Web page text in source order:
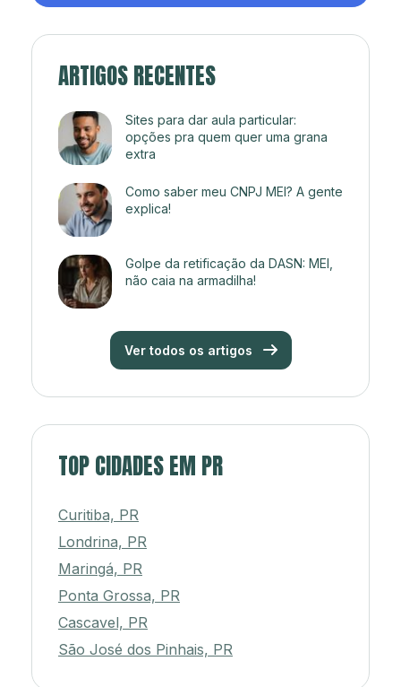
ARTIGOS RECENTES
Sites para dar aula particular:
opções pra quem quer uma grana
extra
Como saber meu CNPJ MEI? A gente
explica!
Golpe da retificação da DASN: MEI,
não caia na armadilha!
Ver todos os artigos
TOP CIDADES EM PR
Curitiba, PR
Londrina, PR
Maringá, PR
Ponta Grossa, PR
Cascavel, PR
São José dos Pinhais, PR